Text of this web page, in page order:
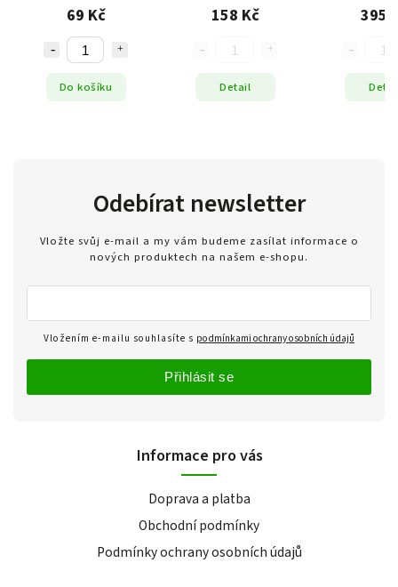
69 Kč
Do košíku
158 Kč
Detail
395
Informace pro vás
Doprava a platba
Obchodní podmínky
Podmínky ochrany osobních údajů
Odebírat newsletter
Vložte svůj e-mail a my vám budeme zasílat informace o
nových produktech na našem e-shopu.
Vložením e-mailu souhlasíte s podmínkami ochrany osobních údajů
Přihlásit se